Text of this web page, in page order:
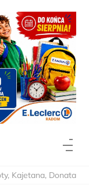
Kajetana, Donata